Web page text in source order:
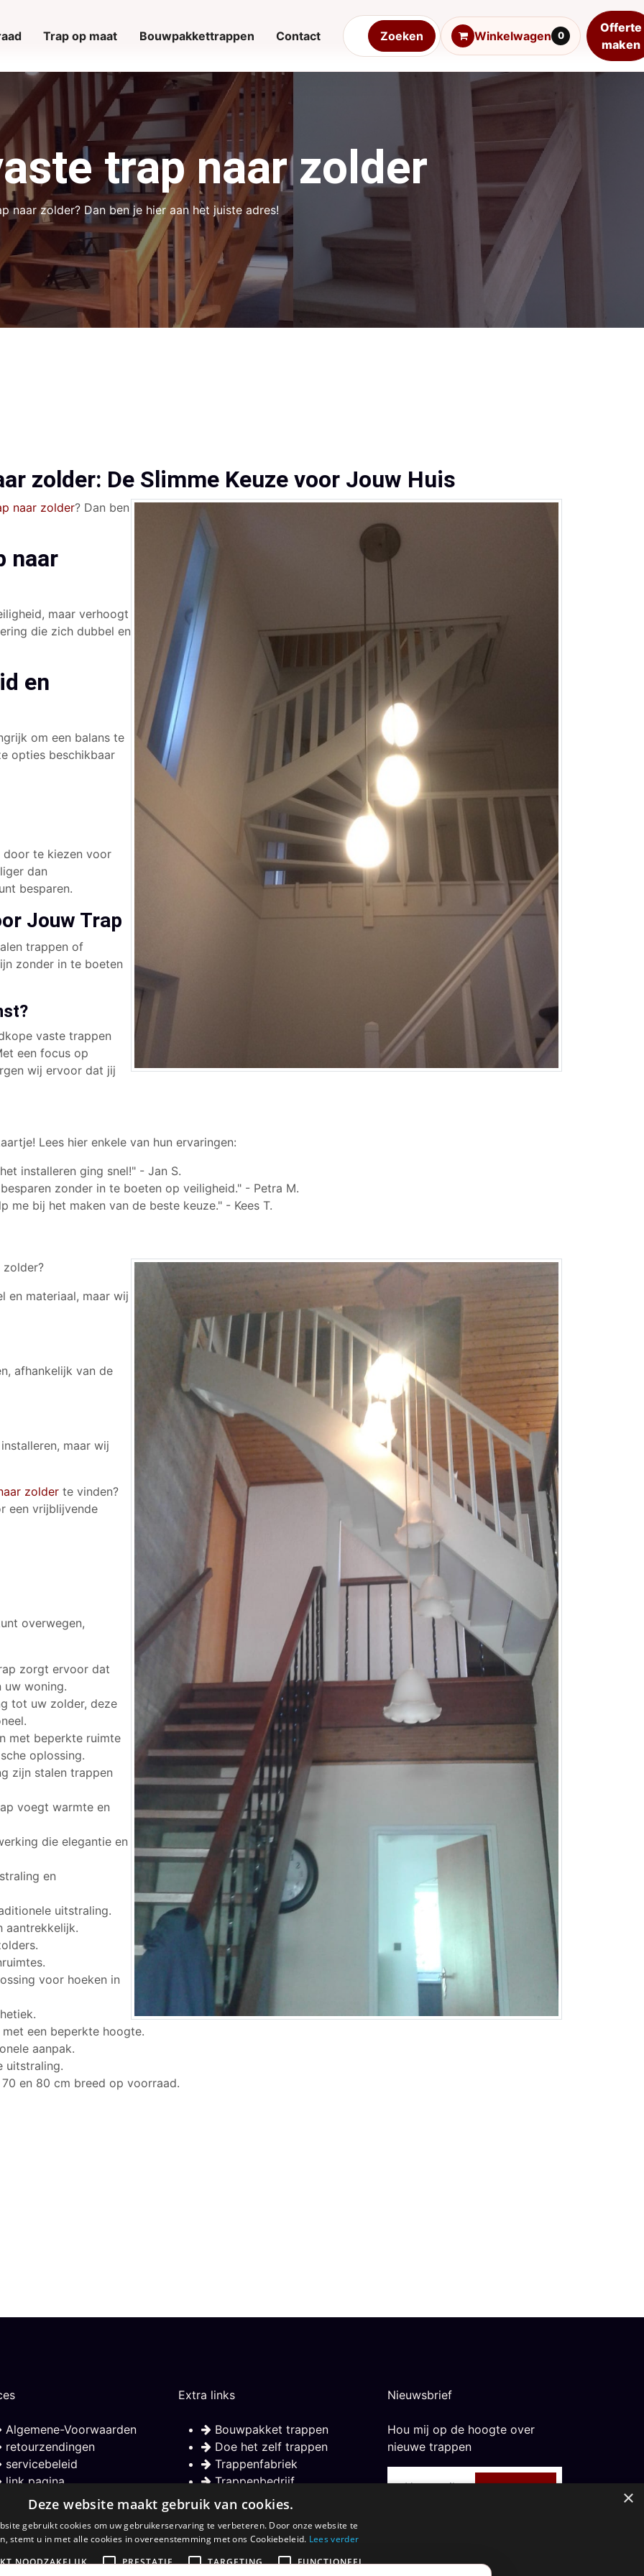
Winkelwagen 0
Offerte
maken
Trap op maat Bouwpakkettrappen Contact Zoeken
trap naar zolder
naar zolder? Dan ben je hier aan het juiste adres!
zolder: De Slimme Keuze voor Jouw Huis
naar zolder? Dan ben
naar
maar verhoogt
die zich dubbel en
en
om een balans te
opties beschikbaar
door te kiezen voor
dan
besparen.
Jouw Trap
trappen of
zonder in te boeten
vaste trappen
een focus op
wij ervoor dat jij
Lees hier enkele van hun ervaringen:
installeren ging snel!" - Jan S.
zonder in te boeten op veiligheid." - Petra M.
me bij het maken van de beste keuze." - Kees T.
zolder?
en materiaal, maar wij
afhankelijk van de
maar wij
zolder te vinden?
een vrijblijvende
overwegen,
zorgt ervoor dat
uw woning.
tot uw zolder, deze
met beperkte ruimte
oplossing.
zijn stalen trappen
voegt warmte en
die elegantie en
en
uitstraling.
aantrekkelijk.
voor hoeken in
een beperkte hoogte.
aanpak.
uitstraling.
en 80 cm breed op voorraad.
Algemene-Voorwaarden
retourzendingen
servicebeleid
link pagina
Over Maatkracht
Extra links
Bouwpakket trappen
Doe het zelf trappen
Trappenfabriek
Trappenbedrijf
Houten trap
trap op maat
Nieuwsbrief
Hou mij op de hoogte over
nieuwe trappen
Aanmelden ×
Deze website maakt gebruik van cookies.
gebruikt cookies om uw gebruikerservaring te verbeteren. Door onze website te
stemt u in met alle cookies in overeenstemming met ons Cookiebeleid. Lees verder
NOODZAKELIJK
PRESTATIE TARGETING FUNCTIONEEL